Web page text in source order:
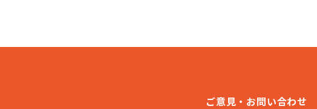
ご意見・お問い合わせ